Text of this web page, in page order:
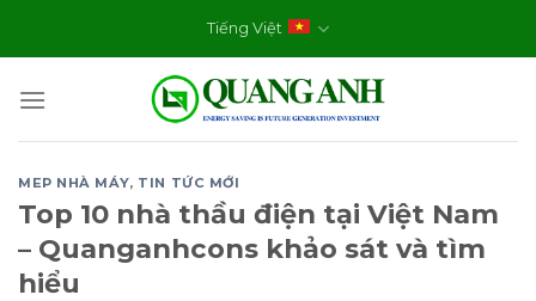
Tiếng Việt
MEP NHÀ MÁY, TIN TỨC MỚI
Top 10 nhà thầu điện tại Việt Nam
– Quanganhcons khảo sát và tìm
hiểu